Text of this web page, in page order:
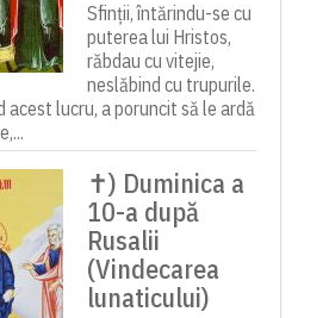
Sfinții, întărindu-se cu
puterea lui Hristos,
răbdau cu vitejie,
neslăbind cu trupurile.
acest lucru, a poruncit să le ardă
✝) Duminica a
10-a după
Rusalii
(Vindecarea
lunaticului)